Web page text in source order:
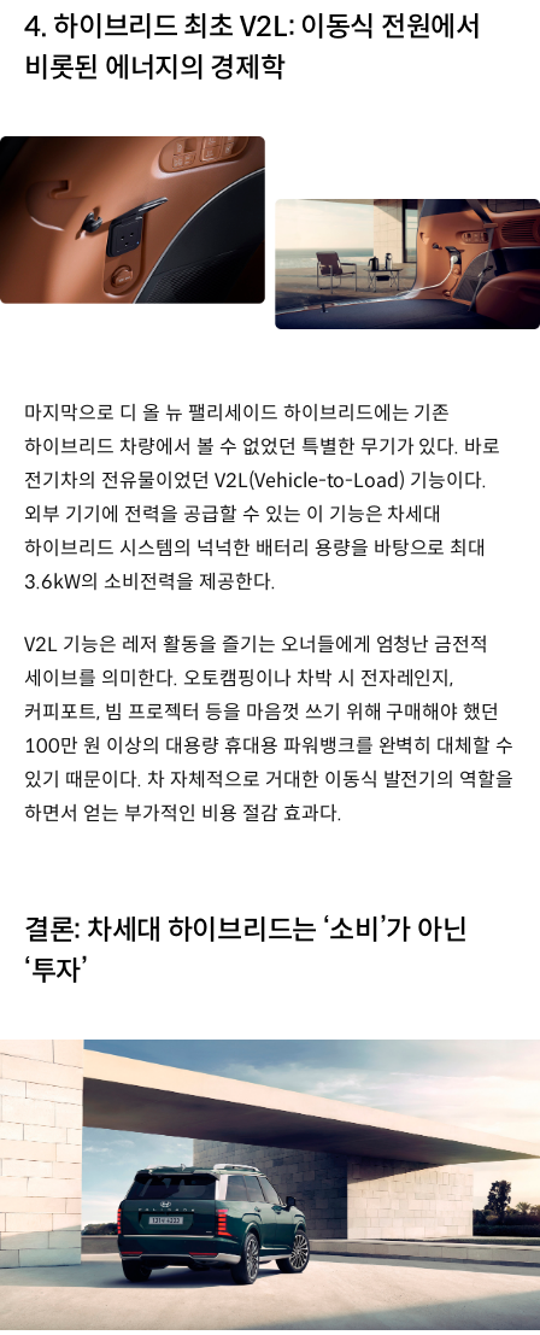
14.1km/L
621만
1,950원/L
차이
521만
지출
5,000km
주행
중고차
매각
잔존가치
적용
TCO
282만
3,478만
365만
하이브리드
126만
원
이득
주행
환경
및
운전
따라
4. 하이브리드 최초 V2L: 이동식 전원에서
비롯된 에너지의 경제학
마지막으로 디 올 뉴 팰리세이드 하이브리드에는 기존
하이브리드 차량에서 볼 수 없었던 특별한 무기가 있다. 바로
전기차의 전유물이었던 V2L(Vehicle-to-Load) 기능이다.
외부 기기에 전력을 공급할 수 있는 이 기능은 차세대
하이브리드 시스템의 넉넉한 배터리 용량을 바탕으로 최대
3.6kW의 소비전력을 제공한다.
V2L 기능은 레저 활동을 즐기는 오너들에게 엄청난 금전적
세이브를 의미한다. 오토캠핑이나 차박 시 전자레인지,
커피포트, 빔 프로젝터 등을 마음껏 쓰기 위해 구매해야 했던
100만 원 이상의 대용량 휴대용 파워뱅크를 완벽히 대체할 수
있기 때문이다. 차 자체적으로 거대한 이동식 발전기의 역할을
하면서 얻는 부가적인 비용 절감 효과다.
결론: 차세대 하이브리드는 ‘소비’가 아닌
‘투자’